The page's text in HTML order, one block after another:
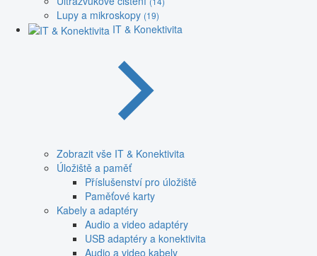
Lupy a mikroskopy (19)
IT & Konektivita
Zobrazit vše IT & Konektivita
Úložiště a paměť
Příslušenství pro úložiště
Paměťové karty
Kabely a adaptéry
Audio a video adaptéry
USB adaptéry a konektivita
Audio a video kabely